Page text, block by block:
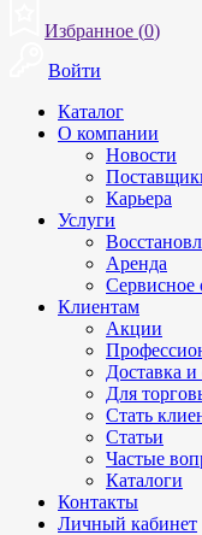
Избранное (0)
Войти
Каталог
О компании
Новости
Карьера
Услуги
Аренда
Сервисное
Клиентам
Акции
Доставка и
Для
Стать
Статьи
Частые
Каталоги
Контакты
Личный кабинет